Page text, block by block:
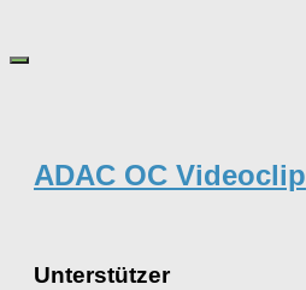
ADAC OC Videoclip
Unterstützer